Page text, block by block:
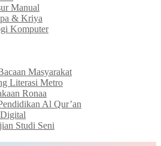
Manual
& Kriya
Komputer
Masyarakat
Literasi Metro
Ronaa
Al Qur’an
Studi Seni